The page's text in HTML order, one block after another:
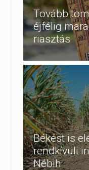
Tovább
éjfélig
riasztás
Békést is
rendkívüli
Nébih